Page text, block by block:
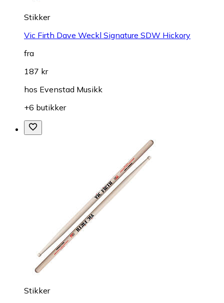
Stikker
Vic Firth Dave Weckl Signature SDW Hickory
fra
187 kr
hos Evenstad Musikk
+6 butikker
Stikker